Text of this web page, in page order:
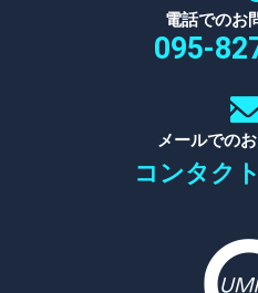
電話でのお
095-
メールでの
コンタク